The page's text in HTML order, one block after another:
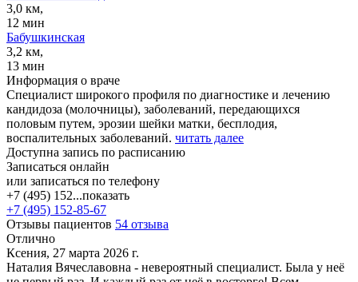
3,0 км,
12 мин
Бабушкинская
3,2 км,
13 мин
Информация о враче
Специалист широкого профиля по диагностике и лечению
кандидоза (молочницы), заболеваний, передающихся
половым путем, эрозии шейки матки, бесплодия,
воспалительных заболеваний. читать далее
Доступна запись по расписанию
Записаться онлайн
или записаться по телефону
+7 (495) 152...показать
+7 (495) 152-85-67
Отзывы пациентов 54 отзыва
Отлично
Ксения, 27 марта 2026 г.
Наталия Вячеславовна - невероятный специалист. Была у неё